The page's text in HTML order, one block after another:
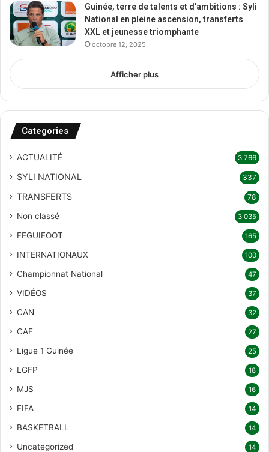
Guinée, terre de talents et d’ambitions : Syli
National en pleine ascension, transferts
XXL et jeunesse triomphante
octobre 12, 2025
Afficher plus
Categories
ACTUALITÉ 3 766
SYLI NATIONAL 337
TRANSFERTS 78
Non classé 3 035
FEGUIFOOT 165
INTERNATIONAUX 100
Championnat National 47
VIDÉOS 37
CAN 32
CAF 27
Ligue 1 Guinée 25
LGFP 18
MJS 16
FIFA 14
BASKETBALL 14
Uncategorized 14